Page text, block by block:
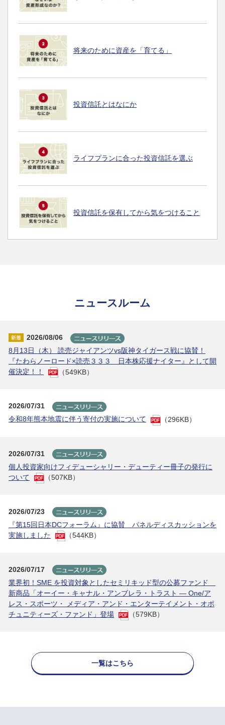
将来のために資産を「育てる」
投資信託とはなにか
ライフプランに合った投資信託を選ぶ
投資信託を保有してから気をつけること
ニュースルーム
2026/08/06
8月13日（木） 読売ジャイアンツvs阪神タイガース戦に協賛！
『たわらノーロード×読売３３３ 日本株応援ナイター』として開
催決定！！
（549KB）
2026/07/31
令和8年熊本地震に伴う寄付の実施について
（296KB）
2026/07/31
個人投資家向けフィデューシャリー・デューティー冊子の発行に
ついて
（507KB）
2026/07/23
『第15回日本DCフォーラム』に協賛 パネルディスカッションを
実施しました
（544KB）
2026/07/17
業界初！SME を投資対象としたセミリキッド型の公募ファンド
新商品「オーイー・キャナル・アンブレラ・トラスト ― One/ア
レス・スポーツ・ メディア・アンド・エンターテイメント・オポ
チュニティーズ・ファンド」登場
（579KB）
一覧はこちら